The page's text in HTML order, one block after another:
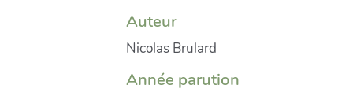
Auteur
Nicolas Brulard
Année parution